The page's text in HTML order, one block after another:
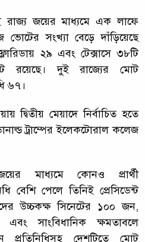
রাজ্য জয়ের মাধ্যমে এক লাফে
ভোটের সংখ্যা বেড়ে দাঁড়িয়েছে
২৯ এবং টেক্সাসে ৩৮টি
রয়েছে। দুই রাজ্যের মোট
৬৭।
দ্বিতীয় মেয়াদে নির্বাচিত হতে
ট্রাম্পের ইলেকটোরাল কলেজ
মাধ্যমে কোনও প্রার্থী
বেশি পেলে তিনিই প্রেসিডেন্ট
উচ্চকক্ষ সিনেটের ১০০ জন,
সাংবিধানিক ক্ষমতাবলে
প্রতিনিধিসহ দেশটিতে মোট